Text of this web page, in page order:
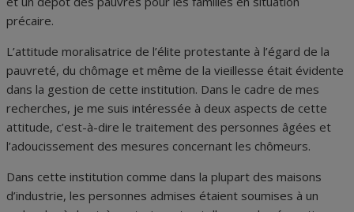
précaire.
L’attitude moralisatrice de l’élite protestante à l’égard de la
pauvreté, du chômage et même de la vieillesse était évidente
dans la gestion de cette institution. Dans le cadre de mes
recherches, je me suis intéressée à deux aspects de cette
attitude, c’est-à-dire le traitement des personnes âgées et
l’adoucissement des mesures concernant les chômeurs.
Dans cette institution comme dans la plupart des maisons
d’industrie, les personnes admises étaient soumises à un